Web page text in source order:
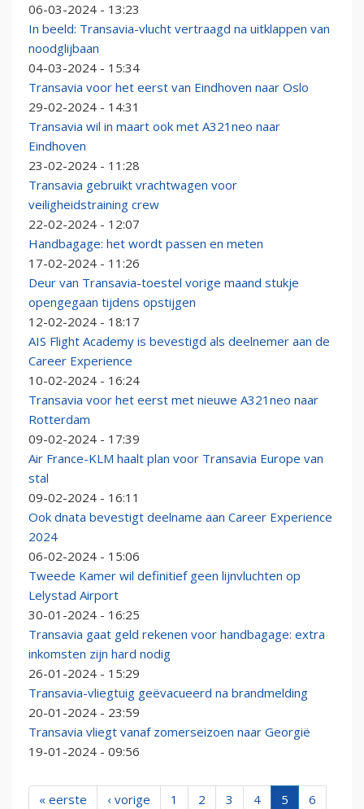
06-03-2024 - 13:23
In beeld: Transavia-vlucht vertraagd na uitklappen van
noodglijbaan
04-03-2024 - 15:34
Transavia voor het eerst van Eindhoven naar Oslo
29-02-2024 - 14:31
Transavia wil in maart ook met A321neo naar
Eindhoven
23-02-2024 - 11:28
Transavia gebruikt vrachtwagen voor
veiligheidstraining crew
22-02-2024 - 12:07
Handbagage: het wordt passen en meten
17-02-2024 - 11:26
Deur van Transavia-toestel vorige maand stukje
opengegaan tijdens opstijgen
12-02-2024 - 18:17
AIS Flight Academy is bevestigd als deelnemer aan de
Career Experience
10-02-2024 - 16:24
Transavia voor het eerst met nieuwe A321neo naar
Rotterdam
09-02-2024 - 17:39
Air France-KLM haalt plan voor Transavia Europe van
stal
09-02-2024 - 16:11
Ook dnata bevestigt deelname aan Career Experience
2024
06-02-2024 - 15:06
Tweede Kamer wil definitief geen lijnvluchten op
Lelystad Airport
30-01-2024 - 16:25
Transavia gaat geld rekenen voor handbagage: extra
inkomsten zijn hard nodig
26-01-2024 - 15:29
Transavia-vliegtuig geëvacueerd na brandmelding
20-01-2024 - 23:59
Transavia vliegt vanaf zomerseizoen naar Georgië
19-01-2024 - 09:56
« eerste ‹ vorige 1 2 3 4 5
6